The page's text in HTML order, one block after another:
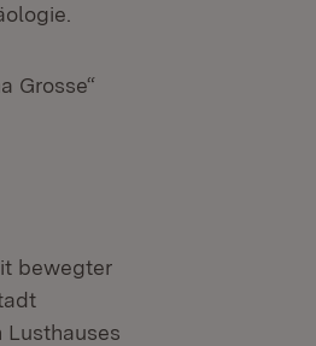
Grosse“
bewegter
Lusthauses